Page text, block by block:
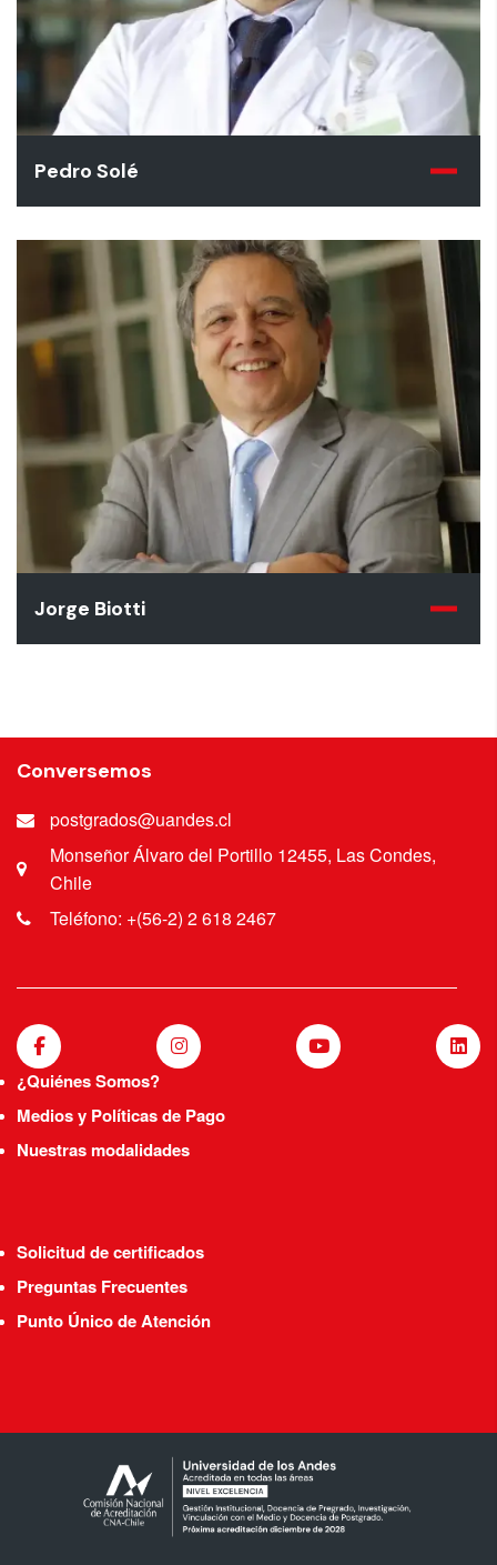
Pedro Solé
Jorge Biotti
Conversemos
postgrados@uandes.cl
Monseñor Álvaro del Portillo 12455, Las Condes,
Chile
Teléfono: +(56-2) 2 618 2467
¿Quiénes Somos?
Medios y Políticas de Pago
Nuestras modalidades
Solicitud de certificados
Preguntas Frecuentes
Punto Único de Atención